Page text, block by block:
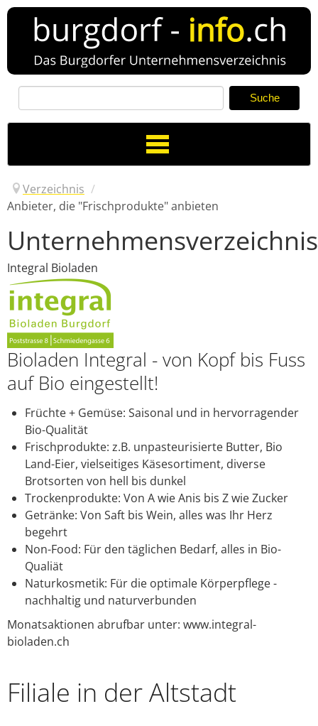
Toggle
Navigation
Login
Verzeichnis
Verzeichnis /
Anbieter, die "Frischprodukte" anbieten
Unternehmensverzeichnis
Integral Bioladen
Bioladen Integral - von Kopf bis Fuss
auf Bio eingestellt!
Früchte + Gemüse: Saisonal und in hervorragender
Bio-Qualität
Frischprodukte: z.B. unpasteurisierte Butter, Bio
Land-Eier, vielseitiges Käsesortiment, diverse
Brotsorten von hell bis dunkel
Trockenprodukte: Von A wie Anis bis Z wie Zucker
Getränke: Von Saft bis Wein, alles was Ihr Herz
begehrt
Non-Food: Für den täglichen Bedarf, alles in Bio-
Qualiät
Naturkosmetik: Für die optimale Körperpflege -
nachhaltig und naturverbunden
Monatsaktionen abrufbar unter: www.integral-
bioladen.ch
Filiale in der Altstadt